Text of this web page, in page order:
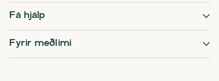
Fá hjálp
Fyrir meðlimi